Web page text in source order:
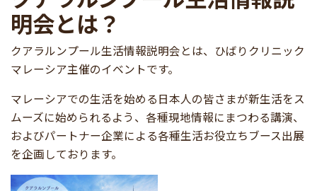
明会とは？
クアラルンプール生活情報説明会とは、ひばりクリニック
マレーシア主催のイベントです。
マレーシアでの生活を始める日本人の皆さまが新生活をス
ムーズに始められるよう、各種現地情報にまつわる講演、
およびパートナー企業による各種生活お役立ちブース出展
を企画しております。